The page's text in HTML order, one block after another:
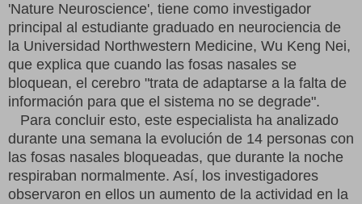
'Nature Neuroscience', tiene como investigador
principal al estudiante graduado en neurociencia de
la Universidad Northwestern Medicine, Wu Keng Nei,
que explica que cuando las fosas nasales se
bloquean, el cerebro "trata de adaptarse a la falta de
información para que el sistema no se degrade".
Para concluir esto, este especialista ha analizado
durante una semana la evolución de 14 personas con
las fosas nasales bloqueadas, que durante la noche
respiraban normalmente. Así, los investigadores
observaron en ellos un aumento de la actividad en la